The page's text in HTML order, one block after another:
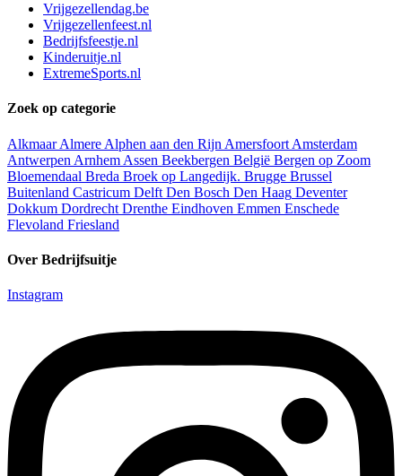
Vrijgezellendag.be
Vrijgezellenfeest.nl
Bedrijfsfeestje.nl
Kinderuitje.nl
ExtremeSports.nl
Zoek op categorie
Alkmaar Almere Alphen aan den Rijn Amersfoort Amsterdam
Antwerpen Arnhem Assen Beekbergen België Bergen op Zoom
Bloemendaal Breda Broek op Langedijk. Brugge Brussel
Buitenland Castricum Delft Den Bosch Den Haag Deventer
Dokkum Dordrecht Drenthe Eindhoven Emmen Enschede
Flevoland Friesland
Over Bedrijfsuitje
Instagram